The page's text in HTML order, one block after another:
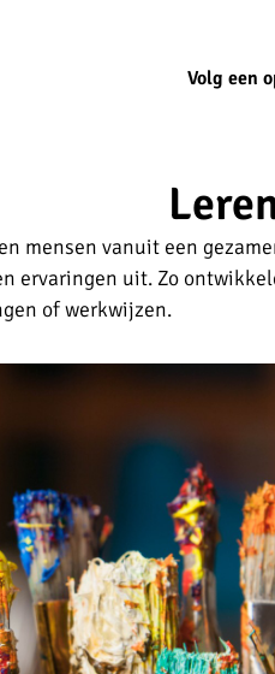
Volg een
mensen vanuit een
ervaringen uit. Zo
of werkwijzen.